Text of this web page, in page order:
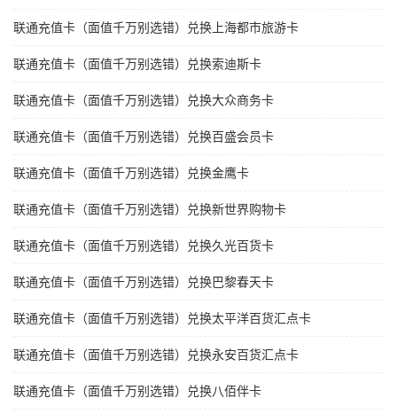
联通充值卡（面值千万别选错）兑换上海都市旅游卡
联通充值卡（面值千万别选错）兑换索迪斯卡
联通充值卡（面值千万别选错）兑换大众商务卡
联通充值卡（面值千万别选错）兑换百盛会员卡
联通充值卡（面值千万别选错）兑换金鹰卡
联通充值卡（面值千万别选错）兑换新世界购物卡
联通充值卡（面值千万别选错）兑换久光百货卡
联通充值卡（面值千万别选错）兑换巴黎春天卡
联通充值卡（面值千万别选错）兑换太平洋百货汇点卡
联通充值卡（面值千万别选错）兑换永安百货汇点卡
联通充值卡（面值千万别选错）兑换八佰伴卡